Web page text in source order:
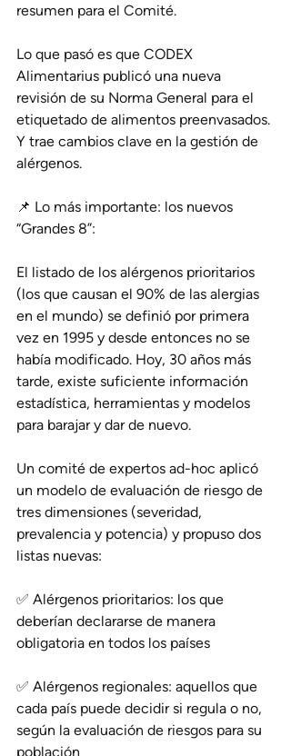
resumen para el Comité.
Lo que pasó es que CODEX
Alimentarius publicó una nueva
revisión de su Norma General para el
etiquetado de alimentos preenvasados.
Y trae cambios clave en la gestión de
alérgenos.
📌 Lo más importante: los nuevos
“Grandes 8”:
El listado de los alérgenos prioritarios
(los que causan el 90% de las alergias
en el mundo) se definió por primera
vez en 1995 y desde entonces no se
había modificado. Hoy, 30 años más
tarde, existe suficiente información
estadística, herramientas y modelos
para barajar y dar de nuevo.
Un comité de expertos ad-hoc aplicó
un modelo de evaluación de riesgo de
tres dimensiones (severidad,
prevalencia y potencia) y propuso dos
listas nuevas:
✅ Alérgenos prioritarios: los que
deberían declararse de manera
obligatoria en todos los países
✅ Alérgenos regionales: aquellos que
cada país puede decidir si regula o no,
según la evaluación de riesgos para su
población